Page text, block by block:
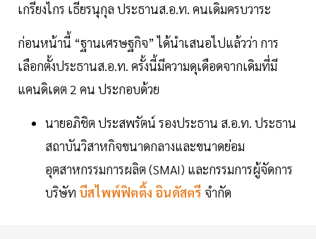
เกรียงไกร เธียรนุกุล ประธานส.อ.ท. คนเดิมครบวาระ
ก่อนหน้านี้ “ฐานเศรษฐกิจ” ได้นำเสนอไปแล้วว่า การ
เลือกตั้งประธานส.อ.ท. ครั้งนี้มีความดุเดือดจากเดิมที่มี
แคนดิเดต 2 คน ประกอบด้วย
นายอภิชิต ประสพรัตน์ รองประธาน ส.อ.ท. ประธาน
สถาบันวิสาหกิจขนาดกลางและขนาดย่อม
อุตสาหกรรมการผลิต (SMAI) และกรรมการผู้จัดการ
บริษัท บีสไพพ์ฟิตติ้ง อินดัสตรี จำกัด